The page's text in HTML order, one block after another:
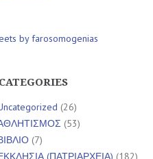
by farosomogenias
(26)
(53)
(7)
(ΠΑΤΡΙΑΡΧΕΙΑ) (182)